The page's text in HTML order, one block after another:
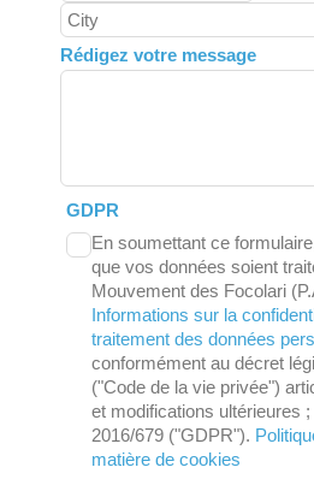
Rédigez votre message
GDPR
En soumettant ce
que vos données soient
Mouvement des Focolari
Informations sur la
traitement des données
conformément au décret
("Code de la vie privée")
et modifications ultérieures
2016/679 ("GDPR").
matière de cookies